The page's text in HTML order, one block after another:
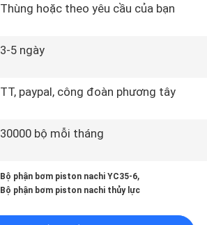
Thùng hoặc theo yêu cầu của bạn
3-5 ngày
TT, paypal, công đoàn phương tây
30000 bộ mỗi tháng
Bộ phận bơm piston nachi YC35-6,
Bộ phận bơm piston nachi thủy lực